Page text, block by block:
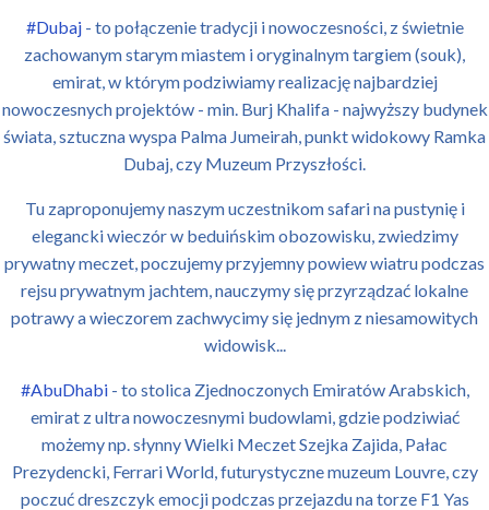
#Dubaj- to połączenie tradycji i nowoczesności, z świetnie
zachowanym starym miastem i oryginalnym targiem (souk),
emirat, w którym podziwiamy realizację najbardziej
nowoczesnych projektów - min. Burj Khalifa - najwyższy budynek
świata, sztuczna wyspa Palma Jumeirah, punkt widokowy Ramka
Dubaj, czy Muzeum Przyszłości.
Tu zaproponujemy naszym uczestnikom safari na pustynię i
elegancki wieczór w beduińskim obozowisku, zwiedzimy
prywatny meczet, poczujemy przyjemny powiew wiatru podczas
rejsu prywatnym jachtem, nauczymy się przyrządzać lokalne
potrawy a wieczorem zachwycimy się jednym z niesamowitych
widowisk...
#AbuDhabi- to stolica Zjednoczonych Emiratów Arabskich,
emirat z ultra nowoczesnymi budowlami, gdzie podziwiać
możemy np. słynny Wielki Meczet Szejka Zajida, Pałac
Prezydencki, Ferrari World, futurystyczne muzeum Louvre, czy
poczuć dreszczyk emocji podczas przejazdu na torze F1 Yas